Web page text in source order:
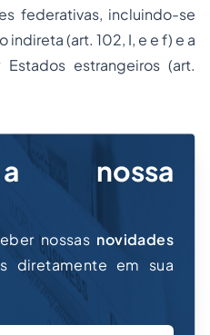
federativas, incluindo-se
(art. 102, I, e e f) e a
estrangeiros (art.
nossa
nossas novidades
diretamente em sua